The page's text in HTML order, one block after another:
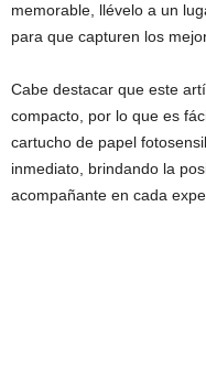
memorable, llévelo a un
para que capturen los
Cabe destacar que este
compacto, por lo que es
cartucho de papel
inmediato, brindando la
acompañante en cada